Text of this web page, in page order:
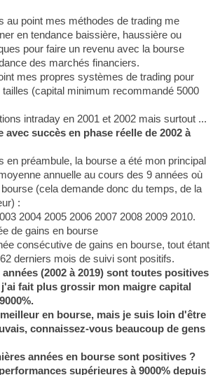
au point mes méthodes de trading me
en tendance baissière, haussière ou
pour faire un revenu avec la bourse
des marchés financiers.
mes propres systèmes de trading pour
(capital minimum recommandé 5000
intraday en 2001 et 2002 mais surtout ...
avec succès en phase réelle de 2002 à
en préambule, la bourse a été mon principal
annuelle au cours des 9 années où
(cela demande donc du temps, de la
:
2004 2005 2006 2007 2008 2009 2010.
de gains en bourse
consécutive de gains en bourse, tout étant
derniers mois de suivi sont positifs.
(2002 à 2019) sont toutes positives
fait plus grossir mon maigre capital
en bourse, mais je suis loin d'être
connaissez-vous beaucoup de gens
années en bourse sont positives ?
supérieures à 9000% depuis